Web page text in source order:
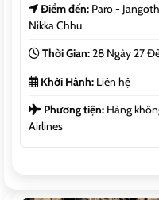
Điểm đến:Paro -
Nikka Chhu
Thời Gian:28 Ngày 27
Khởi Hành:Liên hệ
Phương tiện:Hàng
Airlines